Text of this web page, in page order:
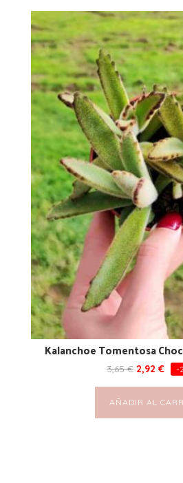
Kalanchoe Tomentosa
3,65€ 2,92 € -
AÑADIR AL